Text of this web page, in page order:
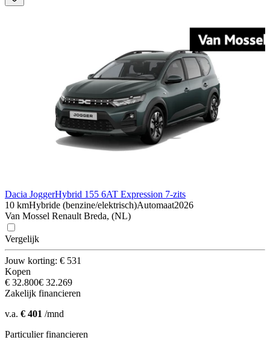
Dacia JoggerHybrid 155 6AT Expression 7-zits
10 kmHybride (benzine/elektrisch)Automaat2026
Van Mossel Renault Breda, (NL)
Vergelijk
Jouw korting: € 531
Kopen
€ 32.800€ 32.269
Zakelijk financieren
v.a. € 401 /mnd
Particulier financieren